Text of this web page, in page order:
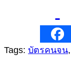
Tags: บัตรคนจน,